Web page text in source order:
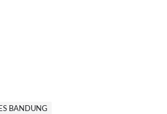
BANDUNG